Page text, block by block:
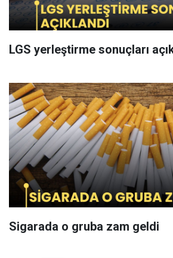
LGS yerleştirme sonuçları
Sigarada o gruba zam geldi